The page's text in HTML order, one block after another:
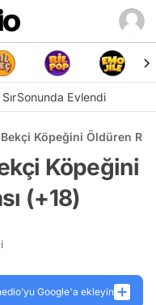
Sonunda Evlendi
Köpeğini Öldüren
Köpeğini
(+18)
Google'a ekleyin